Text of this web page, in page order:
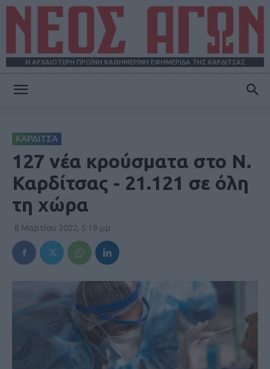
Η ΑΡΧΑΙΟΤΕΡΗ ΠΡΩΪΝΗ ΚΑΘΗΜΕΡΙΝΗ ΕΦΗΜΕΡΙΔΑ ΤΗΣ ΚΑΡΔΙΤΣΑΣ
ΚΑΡΔΙΤΣΑ
127 νέα κρούσματα στο Ν.
Καρδίτσας - 21.121 σε όλη
τη χώρα
8 Μαρτίου 2022, 5:19 μμ